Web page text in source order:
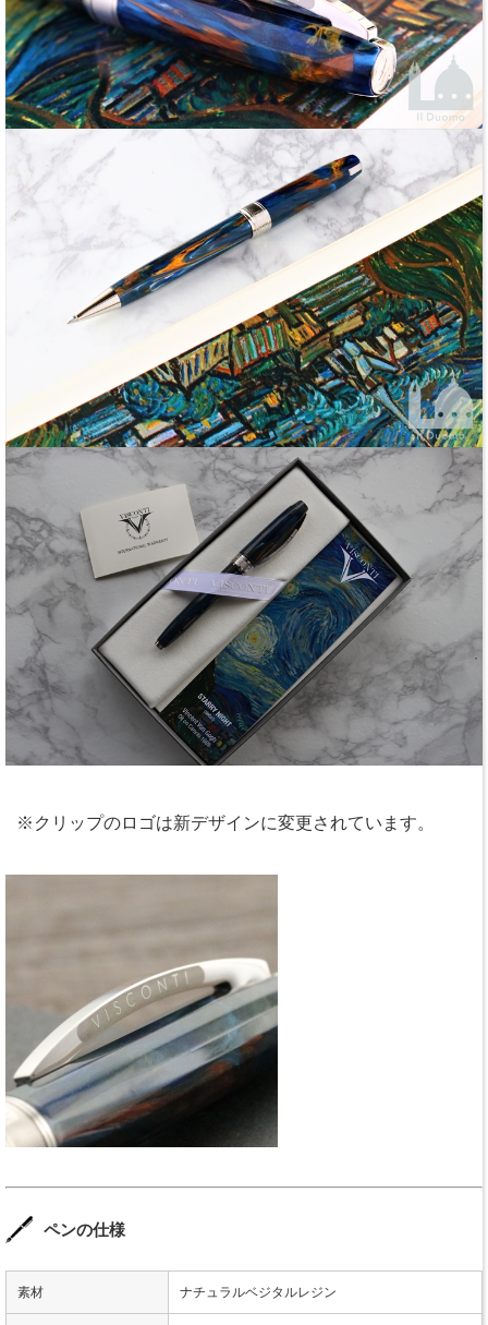
※クリップのロゴは新デザインに変更されています。
ペンの仕様
素材 ナチュラルベジタルレジン